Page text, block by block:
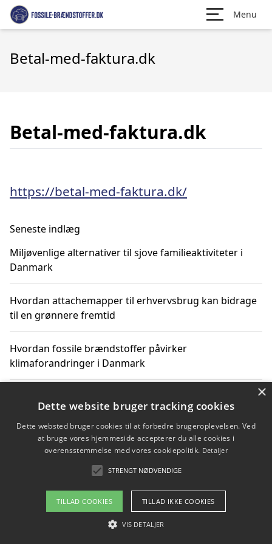
Menu
Betal-med-faktura.dk
Betal-med-faktura.dk
https://betal-med-faktura.dk/
Seneste indlæg
Miljøvenlige alternativer til sjove familieaktiviteter i
Danmark
Hvordan attachemapper til erhvervsbrug kan bidrage
til en grønnere fremtid
Hvordan fossile brændstoffer påvirker
klimaforandringer i Danmark
klimaændringer
Hvordan citater om fossile brændstoffer kan ændre
Copyright 2026 - Pilanto Aps
Om / kontakt
×
Dette website bruger tracking cookies
Dette websted bruger cookies til at forbedre brugeroplevelsen. Ved
at bruge vores hjemmeside accepterer du alle cookies i
overensstemmelse med vores cookiepolitik. Detaljer
STRENGT NØDVENDIGE
TILLAD COOKIES TILLAD IKKE COOKIES
VIS DETALJER